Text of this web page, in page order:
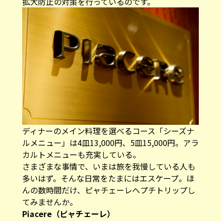
ディナーのメイン料理を選べるコース「シーズナ
ルメニュー」は4皿13,000円、5皿15,000円。アラ
カルトメニューも充実している。
さまざまな事情で、いまは旅を我慢している人も
多いはず。そんな日常をたまにはエスケープ。ほ
んの数時間だけ、ピャチェーレへプチトリップし
てみませんか。
Piacere（ピャチェーレ）